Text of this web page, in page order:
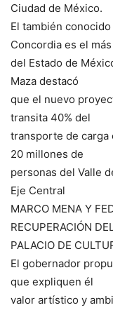
Ciudad de México.
El también
Concordia es el
del Estado de
Maza destacó
que el nuevo
transita 40% del
transporte de carga
20 millones de
personas del Valle
Eje Central
MARCO MENA Y
RECUPERACIÓN
PALACIO DE
El gobernador
que expliquen él
valor artístico y